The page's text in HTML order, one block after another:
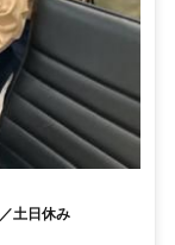
土日休み